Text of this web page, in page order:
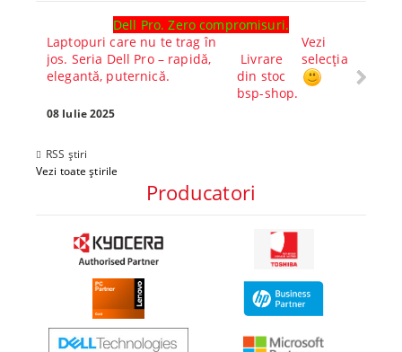
Dell Pro. Zero compromisuri.
Laptopuri care nu te trag în
jos. Seria Dell Pro – rapidă,
elegantă, puternică.
Livrare
din stoc
bsp-shop.
Vezi
selecția
08 Iulie 2025
RSS știri
Vezi toate știrile
Producatori